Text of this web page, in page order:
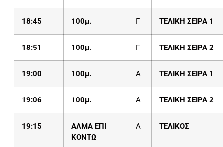
18:45 100μ. Γ ΤΕΛΙΚΗ ΣΕΙΡΑ 1
18:51 100μ. Γ ΤΕΛΙΚΗ ΣΕΙΡΑ 2
19:00 100μ. Α ΤΕΛΙΚΗ ΣΕΙΡΑ 1
19:06 100μ. Α ΤΕΛΙΚΗ ΣΕΙΡΑ 2
19:15
ΑΛΜΑ ΕΠΙ
ΚΟΝΤΩ
Α ΤΕΛΙΚΟΣ